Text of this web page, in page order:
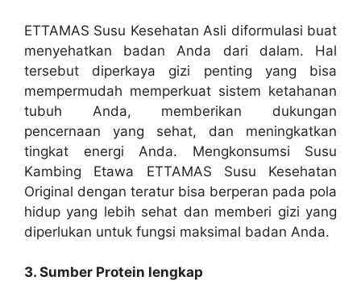
ETTAMAS Susu Kesehatan Asli diformulasi buat
menyehatkan badan Anda dari dalam. Hal
tersebut diperkaya gizi penting yang bisa
mempermudah memperkuat sistem ketahanan
tubuh Anda, memberikan dukungan
pencernaan yang sehat, dan meningkatkan
tingkat energi Anda. Mengkonsumsi Susu
Kambing Etawa ETTAMAS Susu Kesehatan
Original dengan teratur bisa berperan pada pola
hidup yang lebih sehat dan memberi gizi yang
diperlukan untuk fungsi maksimal badan Anda.
3. Sumber Protein lengkap